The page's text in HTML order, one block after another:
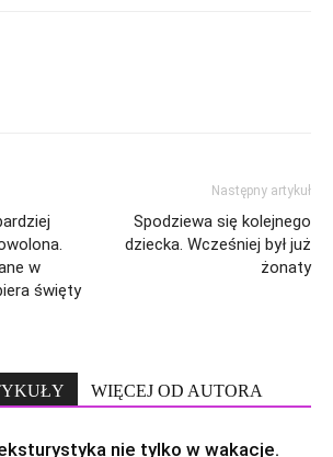
w
święty
Następny artykuł
Spodziewa się kolejnego
dziecka. Wcześniej był już
żonaty
WIĘCEJ OD AUTORA
nie tylko w wakacje.